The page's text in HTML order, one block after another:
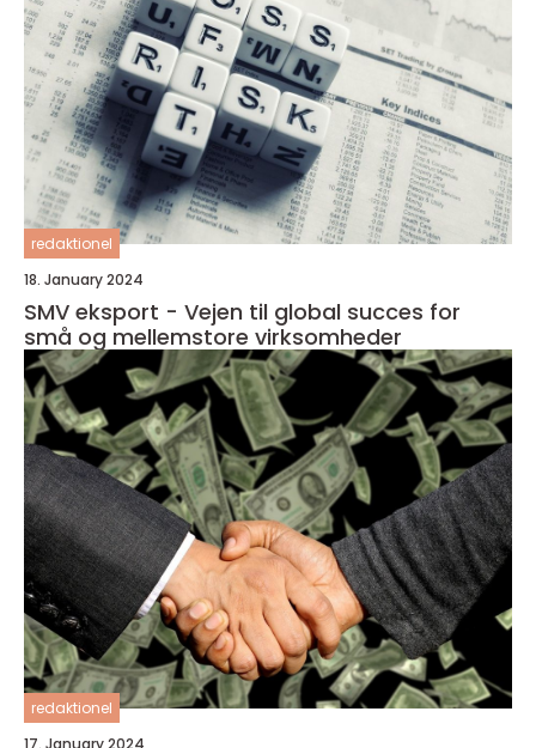
redaktionel
18. January 2024
SMV eksport - Vejen til global succes for
små og mellemstore virksomheder
redaktionel